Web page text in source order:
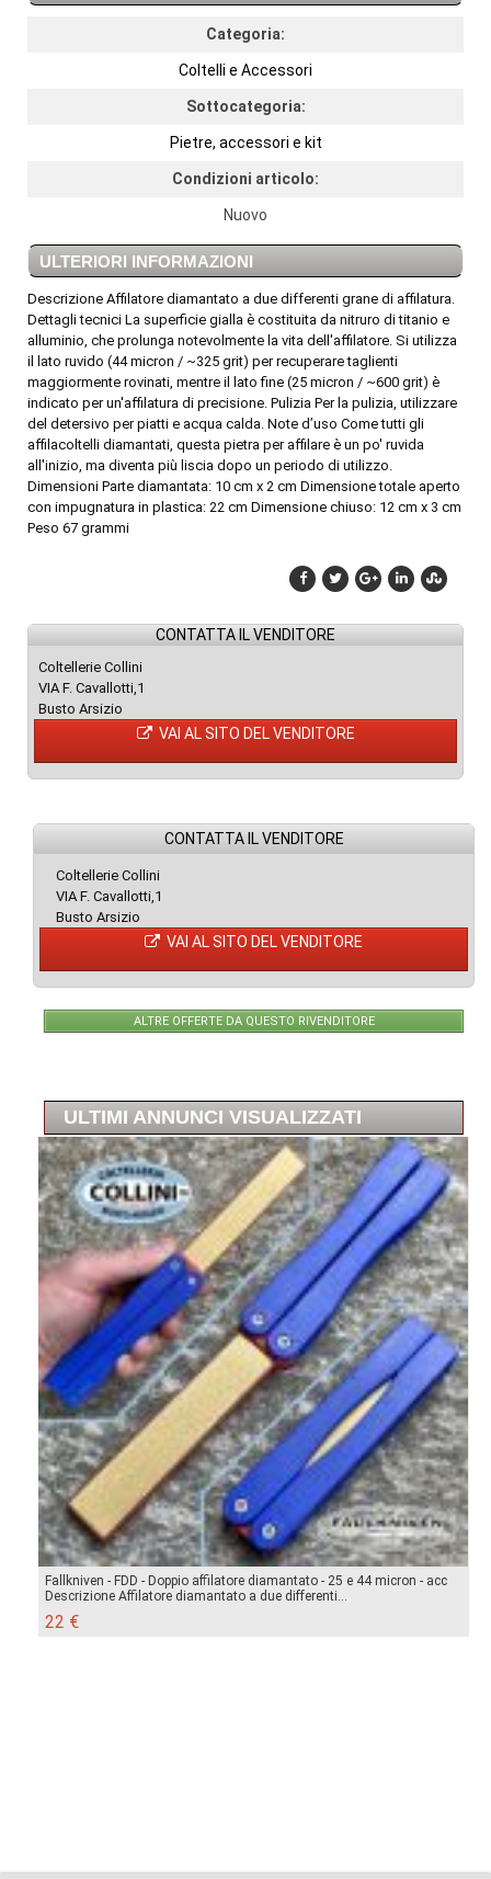
Categoria:
Coltelli e Accessori
Sottocategoria:
Pietre, accessori e kit
Condizioni articolo:
Nuovo
ULTERIORI INFORMAZIONI
Descrizione Affilatore diamantato a due differenti grane di affilatura.
Dettagli tecnici La superficie gialla è costituita da nitruro di titanio e
alluminio, che prolunga notevolmente la vita dell'affilatore. Si utilizza
il lato ruvido (44 micron / ~325 grit) per recuperare taglienti
maggiormente rovinati, mentre il lato fine (25 micron / ~600 grit) è
indicato per un'affilatura di precisione. Pulizia Per la pulizia, utilizzare
del detersivo per piatti e acqua calda. Note d’uso Come tutti gli
affilacoltelli diamantati, questa pietra per affilare è un po' ruvida
all'inizio, ma diventa più liscia dopo un periodo di utilizzo.
Dimensioni Parte diamantata: 10 cm x 2 cm Dimensione totale aperto
con impugnatura in plastica: 22 cm Dimensione chiuso: 12 cm x 3 cm
Peso 67 grammi
CONTATTA IL VENDITORE
Coltellerie Collini
VIA F. Cavallotti,1
Busto Arsizio
VAI AL SITO DEL VENDITORE
CONTATTA IL VENDITORE
Coltellerie Collini
VIA F. Cavallotti,1
Busto Arsizio
VAI AL SITO DEL VENDITORE
ALTRE OFFERTE DA QUESTO RIVENDITORE
ULTIMI ANNUNCI VISUALIZZATI
Fallkniven - FDD - Doppio affilatore diamantato - 25 e 44 micron - acc
Descrizione Affilatore diamantato a due differenti...
22 €